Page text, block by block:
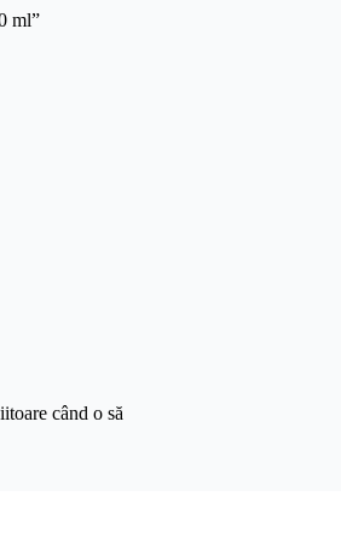
ml”
când o să